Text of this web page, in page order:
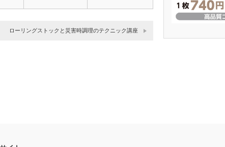
ローリングストックと災害時調理のテクニック講座